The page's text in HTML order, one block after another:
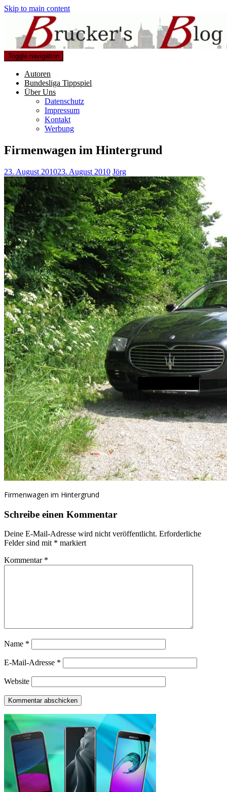
Skip to main content
Toggle navigation
Autoren
Bundesliga Tippspiel
Über Uns
Datenschutz
Impressum
Kontakt
Werbung
Firmenwagen im Hintergrund
23. August 201023. August 2010 Jörg
Firmenwagen im Hintergrund
Schreibe einen Kommentar
Deine E-Mail-Adresse wird nicht veröffentlicht. Erforderliche
Felder sind mit * markiert
Kommentar *
Name *
E-Mail-Adresse *
Website